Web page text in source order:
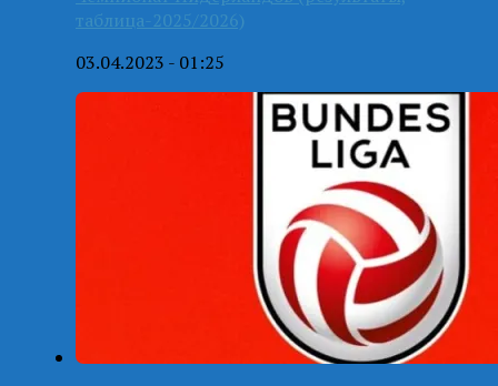
таблица-2025/2026)
03.04.2023 - 01:25